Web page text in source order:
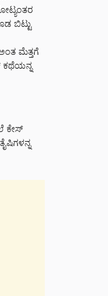
ಬಿಟ್ಟು
ಮೆತ್ತಗೆ
ಕಥೆಯನ್ನ
ಕೇಸ್